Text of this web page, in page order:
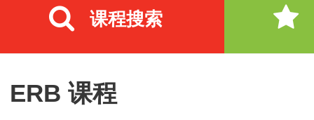
课程搜索
ERB 课程